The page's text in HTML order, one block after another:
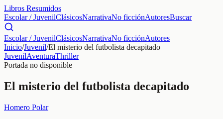
Libros Resumidos
Escolar / JuvenilClásicosNarrativaNo ficciónAutoresBuscar
Escolar / JuvenilClásicosNarrativaNo ficciónAutores
Inicio/Juvenil/El misterio del futbolista decapitado
JuvenilAventuraThriller
Portada no disponible
El misterio del futbolista decapitado
Homero Polar